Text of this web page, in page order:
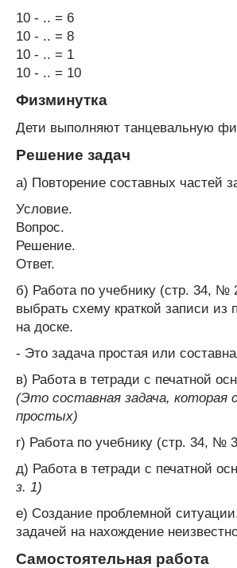
10 - .. = 6
10 - .. = 8
10 - .. = 1
10 - .. = 10
Физминутка
Дети выполняют танцевальную
Решение задач
а) Повторение составных частей
Условие.
Вопрос.
Решение.
Ответ.
б) Работа по учебнику (стр. 34, №
выбрать схему краткой записи из
на доске.
- Это задача простая или
в) Работа в тетради с печатной
(Это составная задача, которая
простых)
г) Работа по учебнику (стр. 34, №
д) Работа в тетради с печатной
з. 1)
е) Создание проблемной
задачей на нахождение
Самостоятельная работа